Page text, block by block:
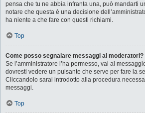
pensa che tu ne abbia infranta una, può mandarti
notare che questa è una decisione
ha niente a che fare con questi richiami.
Top
Come posso segnalare messaggi ai moderatori?
Se l’amministratore l’ha permesso, vai al
dovresti vedere un pulsante che serve per fare la
Cliccandolo sarai introdotto alla procedura
messaggi.
Top